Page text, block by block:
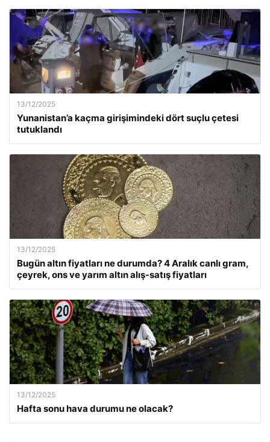
13/12/2025
Yunanistan’a kaçma girişimindeki dört suçlu çetesi
tutuklandı
13/12/2025
Bugün altın fiyatları ne durumda? 4 Aralık canlı gram,
çeyrek, ons ve yarım altın alış-satış fiyatları
13/12/2025
Hafta sonu hava durumu ne olacak?